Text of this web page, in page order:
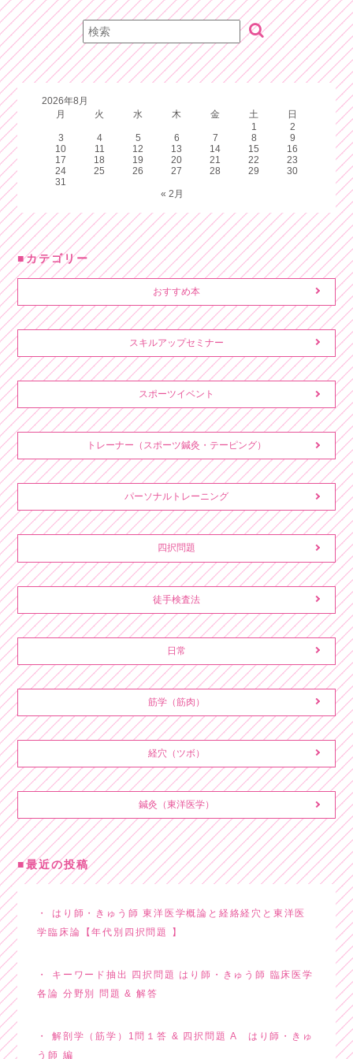
2026年8月
月
火 水 木 金 土
日
1
2
3
4 5 6 7 8
9
10
11 12 13 14 15
16
17
18 19 20 21 22
23
24
25 26 27 28 29
30
31
« 2月
カテゴリー
おすすめ本
スキルアップセミナー
スポーツイベント
トレーナー（スポーツ鍼灸・テーピング）
パーソナルトレーニング
四択問題
徒手検査法
日常
筋学（筋肉）
経穴（ツボ）
鍼灸（東洋医学）
最近の投稿
はり師・きゅう師 東洋医学概論と経絡経穴と東洋医
学臨床論【年代別四択問題 】
キーワード抽出 四択問題 はり師・きゅう師 臨床医学
各論 分野別 問題 & 解答
解剖学（筋学）1問１答 & 四択問題 A はり師・きゅ
う師 編